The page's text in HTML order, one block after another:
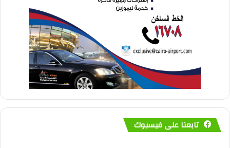
تابعنا على فيسبوك